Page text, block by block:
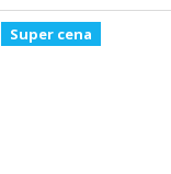
Super cena